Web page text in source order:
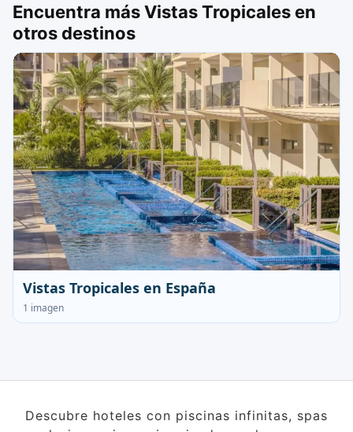
Encuentra más Vistas Tropicales en
otros destinos
Vistas Tropicales en España
1 imagen
Descubre hoteles con piscinas infinitas, spas